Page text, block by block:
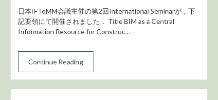
日本IFToMM会議主催の第2回International Seminarが，下
記要領にて開催されました． Title BIM as a Central
Information Resource for Construc…
Continue Reading